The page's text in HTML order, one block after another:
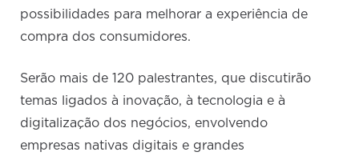
possibilidades para melhorar a experiência de
compra dos consumidores.
Serão mais de 120 palestrantes, que discutirão
temas ligados à inovação, à tecnologia e à
digitalização dos negócios, envolvendo
empresas nativas digitais e grandes